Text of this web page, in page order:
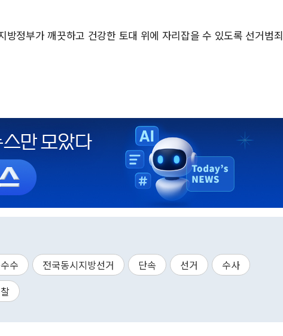
정부가 깨끗하고 건강한 토대 위에 자리잡을 수 있도록 선거범죄
수 전국동시지방선거 단속 선거
수사